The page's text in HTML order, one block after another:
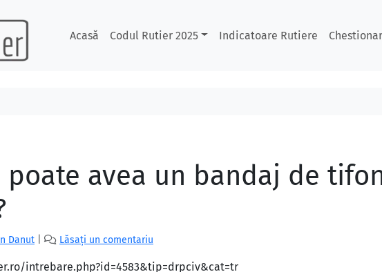
Acasă Codul Rutier 2025 Indicatoare Rutiere
poate avea un bandaj de
Danut Lăsați un comentariu
intrebare.php?id=4583&tip=drpciv&cat=tr